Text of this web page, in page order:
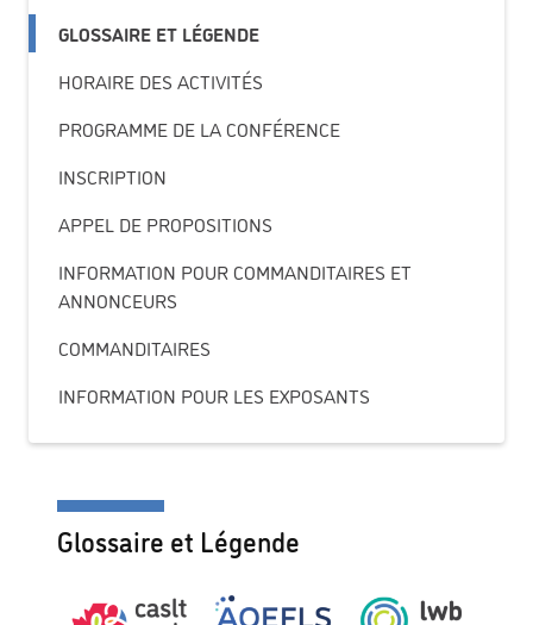
GLOSSAIRE ET LÉGENDE
HORAIRE DES ACTIVITÉS
PROGRAMME DE LA CONFÉRENCE
INSCRIPTION
APPEL DE PROPOSITIONS
INFORMATION POUR COMMANDITAIRES ET
ANNONCEURS
COMMANDITAIRES
INFORMATION POUR LES EXPOSANTS
Glossaire et Légende